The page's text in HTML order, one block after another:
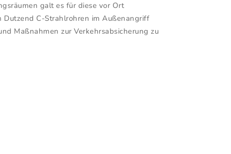
galt es für diese vor Ort
Dutzend C-Strahlrohren im Außenangriff
Maßnahmen zur Verkehrsabsicherung zu